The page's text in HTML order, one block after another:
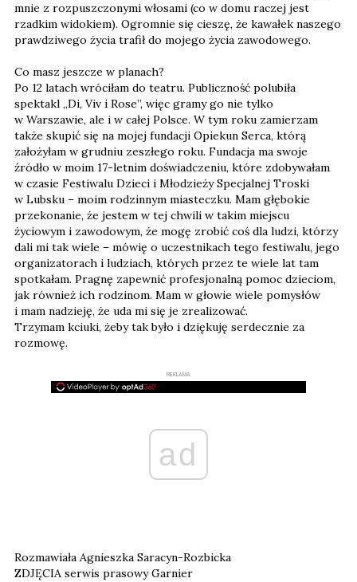
mnie z rozpuszczonymi włosami (co w domu raczej jest
rzadkim widokiem). Ogromnie się cieszę, że kawałek naszego
prawdziwego życia trafił do mojego życia zawodowego.
Co masz jeszcze w planach?
Po 12 latach wróciłam do teatru. Publiczność polubiła
spektakl „Di, Viv i Rose”, więc gramy go nie tylko
w Warszawie, ale i w całej Polsce. W tym roku zamierzam
także skupić się na mojej fundacji Opiekun Serca, którą
założyłam w grudniu zeszłego roku. Fundacja ma swoje
źródło w moim 17-letnim doświadczeniu, które zdobywałam
w czasie Festiwalu Dzieci i Młodzieży Specjalnej Troski
w Lubsku – moim rodzinnym miasteczku. Mam głębokie
przekonanie, że jestem w tej chwili w takim miejscu
życiowym i zawodowym, że mogę zrobić coś dla ludzi, którzy
dali mi tak wiele – mówię o uczestnikach tego festiwalu, jego
organizatorach i ludziach, których przez te wiele lat tam
spotkałam. Pragnę zapewnić profesjonalną pomoc dzieciom,
jak również ich rodzinom. Mam w głowie wiele pomysłów
i mam nadzieję, że uda mi się je zrealizować.
Trzymam kciuki, żeby tak było i dziękuję serdecznie za
rozmowę.
REKLAMA
ad
Rozmawiała Agnieszka Saracyn-Rozbicka
ZDJĘCIA serwis prasowy Garnier